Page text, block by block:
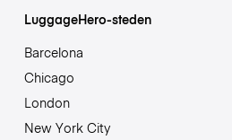
LuggageHero-steden
Barcelona
Chicago
London
New York City